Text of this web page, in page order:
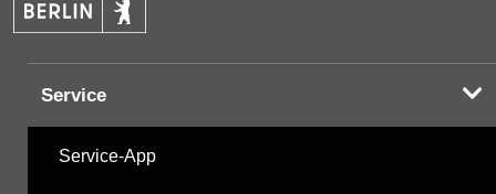
Service
Service-App